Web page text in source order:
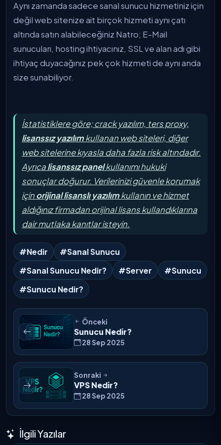
Aynı zamanda sadece sanal sunucu hizmetiniz için
değil web sitenize ait birçok hizmeti aynı çatı
altında satın alabileceğiniz Natro; E-Mail
sunucuları, hosting ihtiyacınız, SSL ve alan adı gibi
ihtiyaç duyacağınız pek çok hizmeti de aynı anda
size sunabiliyor.
İstatistiklere göre; crack yazılım, ters proxy,
lisanssız yazılımkullanan web siteleri, diğer
web sitelerine kıyasla daha fazla risk altındadır.
Ayrıcalisanssız panelkullanımı hukuki
sonuçlar doğurur. Verilerinizi güvenle korumak
içinorijinal lisanslı yazılımkullanın ve hizmet
aldığınız firmadan orijinal lisans kullandıklarına
dair mutlaka kanıtlar isteyin.
#Nedir
#Sanal Sunucu
#Sanal Sunucu Nedir?
#Server
#Sunucu
#Sunucu Nedir?
Önceki
Sunucu Nedir?
28 Sep 2025
Sonraki
VPS Nedir?
28 Sep 2025
İlgili Yazılar